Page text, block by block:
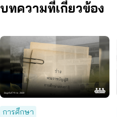
บทความที่เกี่ยวข้อง
การศึกษา